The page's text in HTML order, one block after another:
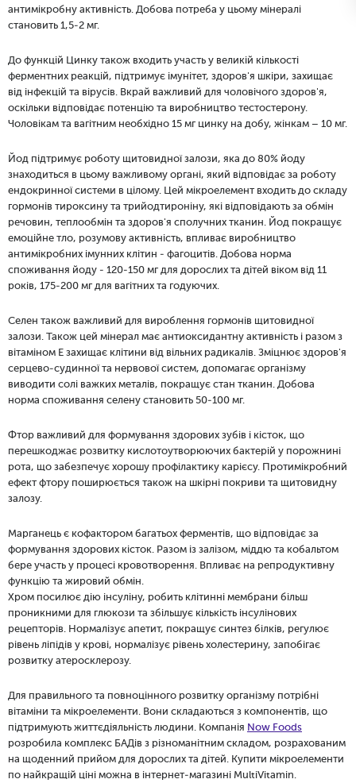
антимікробну активність. Добова потреба у цьому мінералі
становить 1,5-2 мг.
До функцій Цинку також входить участь у великій кількості
ферментних реакцій, підтримує імунітет, здоров'я шкіри, захищає
від інфекцій та вірусів. Вкрай важливий для чоловічого здоров'я,
оскільки відповідає потенцію та виробництво тестостерону.
Чоловікам та вагітним необхідно 15 мг цинку на добу, жінкам – 10 мг.
Йод підтримує роботу щитовидної залози, яка до 80% йоду
знаходиться в цьому важливому органі, який відповідає за роботу
ендокринної системи в цілому. Цей мікроелемент входить до складу
гормонів тироксину та трийодтироніну, які відповідають за обмін
речовин, теплообмін та здоров'я сполучних тканин. Йод покращує
емоційне тло, розумову активність, впливає виробництво
антимікробних імунних клітин - фагоцитів. Добова норма
споживання йоду - 120-150 мг для дорослих та дітей віком від 11
років, 175-200 мг для вагітних та годуючих.
Селен також важливий для вироблення гормонів щитовидної
залози. Також цей мінерал має антиоксидантну активність і разом з
вітаміном Е захищає клітини від вільних радикалів. Зміцнює здоров'я
серцево-судинної та нервової систем, допомагає організму
виводити солі важких металів, покращує стан тканин. Добова
норма споживання селену становить 50-100 мг.
Фтор важливий для формування здорових зубів і кісток, що
перешкоджає розвитку кислотоутворюючих бактерій у порожнині
рота, що забезпечує хорошу профілактику карієсу. Протимікробний
ефект фтору поширюється також на шкірні покриви та щитовидну
залозу.
Марганець є кофактором багатьох ферментів, що відповідає за
формування здорових кісток. Разом із залізом, міддю та кобальтом
бере участь у процесі кровотворення. Впливає на репродуктивну
функцію та жировий обмін.
Хром посилює дію інсуліну, робить клітинні мембрани більш
проникними для глюкози та збільшує кількість інсулінових
рецепторів. Нормалізує апетит, покращує синтез білків, регулює
рівень ліпідів у крові, нормалізує рівень холестерину, запобігає
розвитку атеросклерозу.
Для правильного та повноцінного розвитку організму потрібні
вітаміни та мікроелементи. Вони складаються з компонентів, що
підтримують життєдіяльність людини. Компанія Now Foods
розробила комплекс БАДів з різноманітним складом, розрахованим
на щоденний прийом для дорослих та дітей. Купити мікроелементи
по найкращій ціні можна в інтернет-магазині MultiVitamin.